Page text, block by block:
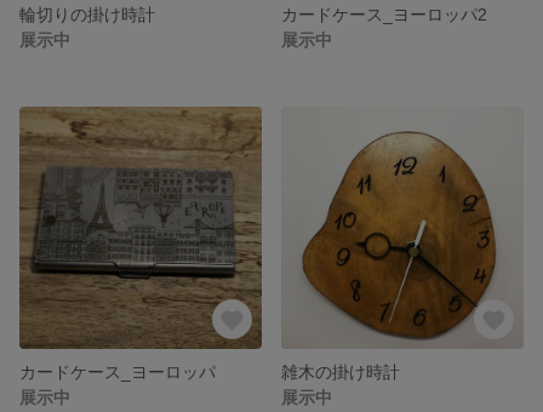
輪切りの掛け時計
展示中
カードケース_ヨーロッパ2
展示中
カードケース_ヨーロッパ
展示中
雑木の掛け時計
展示中